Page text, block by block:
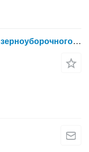
Двигатель IVECO CURSOR9 для зерноуборочного комбайна New Holland